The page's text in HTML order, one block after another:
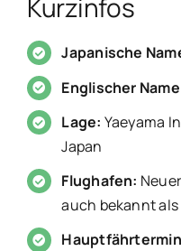
Kurzinfos
Japanische
Englischer
Lage: Yaeyama
Japan
Flughafen:
auch bekannt